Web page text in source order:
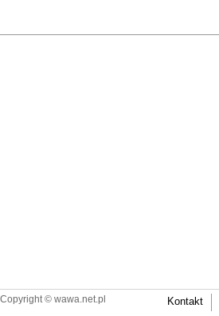
Copyright © wawa.net.pl Kontakt